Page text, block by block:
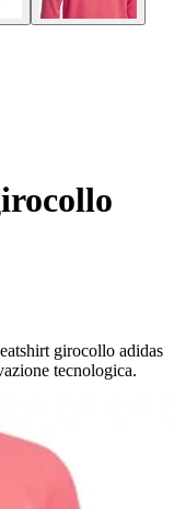
girocollo adidas
tecnologica.